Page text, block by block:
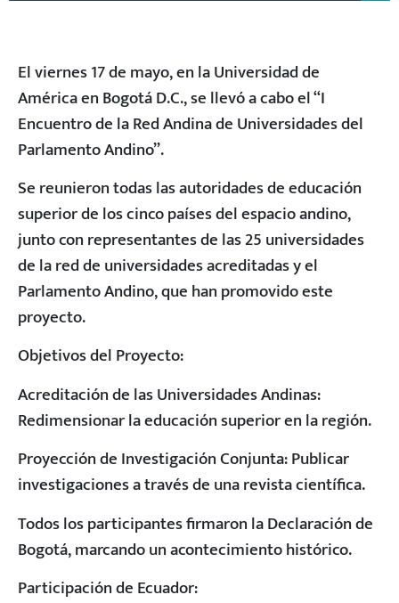
El viernes 17 de mayo, en la Universidad de
América en Bogotá D.C., se llevó a cabo el “I
Encuentro de la Red Andina de Universidades del
Parlamento Andino”.
Se reunieron todas las autoridades de educación
superior de los cinco países del espacio andino,
junto con representantes de las 25 universidades
de la red de universidades acreditadas y el
Parlamento Andino, que han promovido este
proyecto.
Objetivos del Proyecto:
Acreditación de las Universidades Andinas:
Redimensionar la educación superior en la región.
Proyección de Investigación Conjunta: Publicar
investigaciones a través de una revista científica.
Todos los participantes firmaron la Declaración de
Bogotá, marcando un acontecimiento histórico.
Participación de Ecuador: